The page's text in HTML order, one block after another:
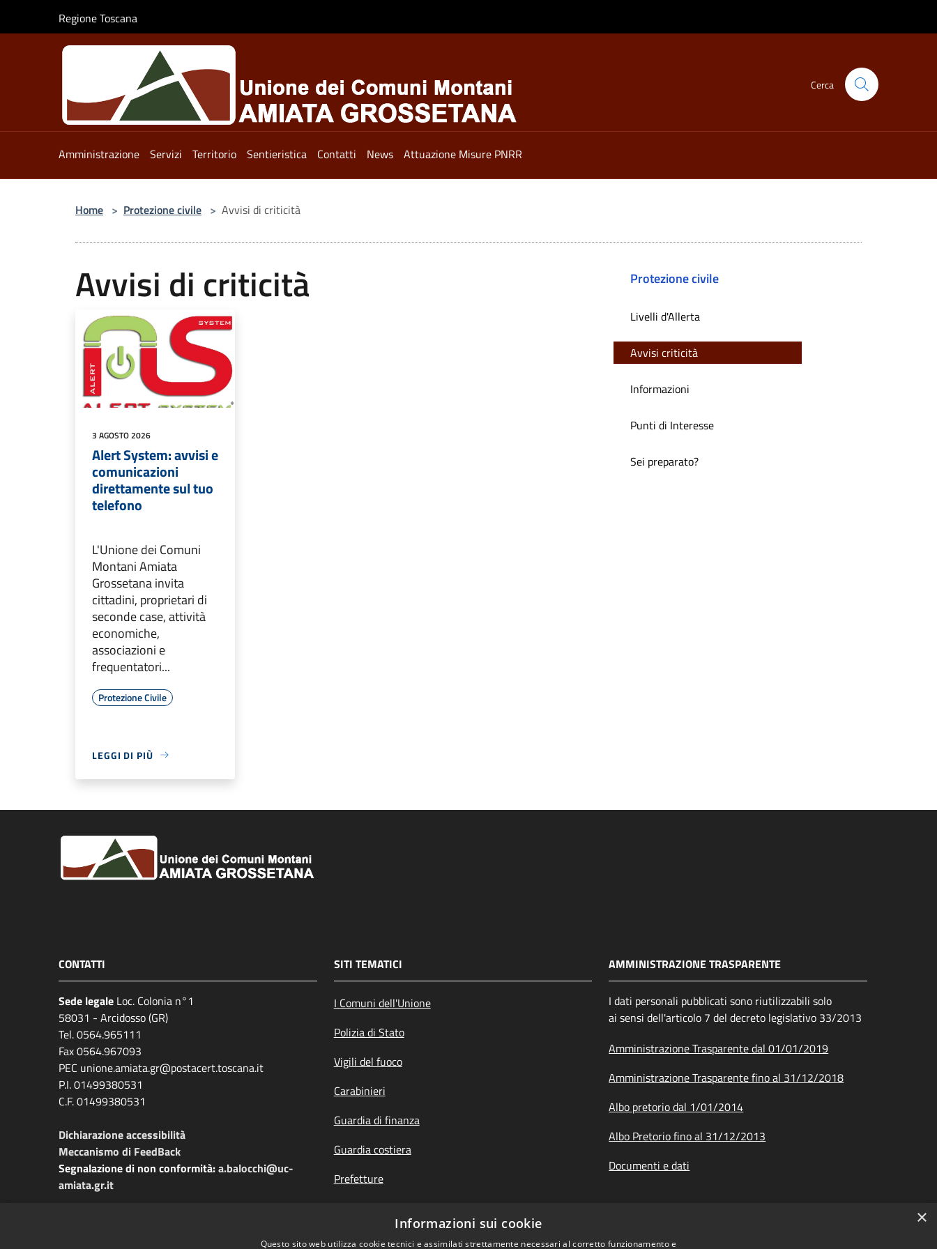
Regione Toscana
Cerca
Amministrazione Servizi Territorio Sentieristica Contatti News Attuazione Misure PNRR
Home > Protezione civile > Avvisi di criticità
Avvisi di criticità
3 AGOSTO 2026
Alert System: avvisi e
comunicazioni
direttamente sul tuo
telefono
L'Unione dei Comuni
Montani Amiata
Grossetana invita
cittadini, proprietari di
seconde case, attività
economiche,
associazioni e
frequentatori...
Protezione Civile
LEGGI DI PIÙ
Protezione civile
Livelli d'Allerta
Avvisi criticità
Informazioni
Punti di Interesse
Sei preparato?
CONTATTI
Sede legale Loc. Colonia n°1
58031 - Arcidosso (GR)
Tel. 0564.965111
Fax 0564.967093
PEC unione.amiata.gr@postacert.toscana.it
P.I. 01499380531
C.F. 01499380531
Dichiarazione accessibilità
Meccanismo di FeedBack
Segnalazione di non conformità:a.balocchi@uc-
amiata.gr.it
SITI TEMATICI
I Comuni dell'Unione
Polizia di Stato
Vigili del fuoco
Carabinieri
Guardia di finanza
Guardia costiera
Prefetture
Your Europe, italiano
AMMINISTRAZIONE TRASPARENTE
I dati personali pubblicati sono riutilizzabili solo
ai sensi dell'articolo 7 del decreto legislativo 33/2013
Amministrazione Trasparente dal 01/01/2019
Amministrazione Trasparente fino al 31/12/2018
Albo pretorio dal 1/01/2014
Albo Pretorio fino al 31/12/2013
Documenti e dati
×
Informazioni sui cookie
Questo sito web utilizza cookie tecnici e assimilati strettamente necessari al corretto funzionamento e